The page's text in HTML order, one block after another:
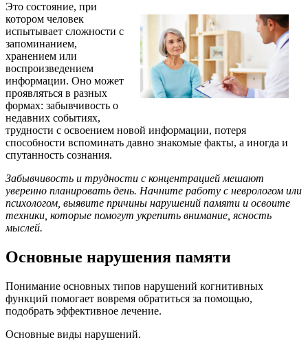
Это состояние, при
котором человек
испытывает сложности с
запоминанием,
хранением или
воспроизведением
информации. Оно может
проявляться в разных
формах: забывчивость о
недавних событиях,
трудности с освоением новой информации, потеря
способности вспоминать давно знакомые факты, а иногда и
спутанность сознания.
Забывчивость и трудности с концентрацией мешают
уверенно планировать день. Начните работу с неврологом или
психологом, выявите причины нарушений памяти и освоите
техники, которые помогут укрепить внимание, ясность
мыслей.
Основные нарушения памяти
Понимание основных типов нарушений когнитивных
функций помогает вовремя обратиться за помощью,
подобрать эффективное лечение.
Основные виды нарушений.